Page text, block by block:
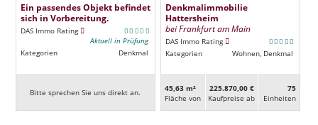
Ein passendes Objekt befindet
sich in Vorbereitung.
DAS Immo Rating
Aktuell in Prüfung
Kategorien
Denkmal
Bitte sprechen Sie uns direkt an.
Denkmalimmobilie
Hattersheim
bei Frankfurt am Main
DAS Immo Rating
Kategorien
Wohnen, Denkmal
45,63 m²
Fläche von
225.870,00 €
Kaufpreise ab
75
Ein­heiten